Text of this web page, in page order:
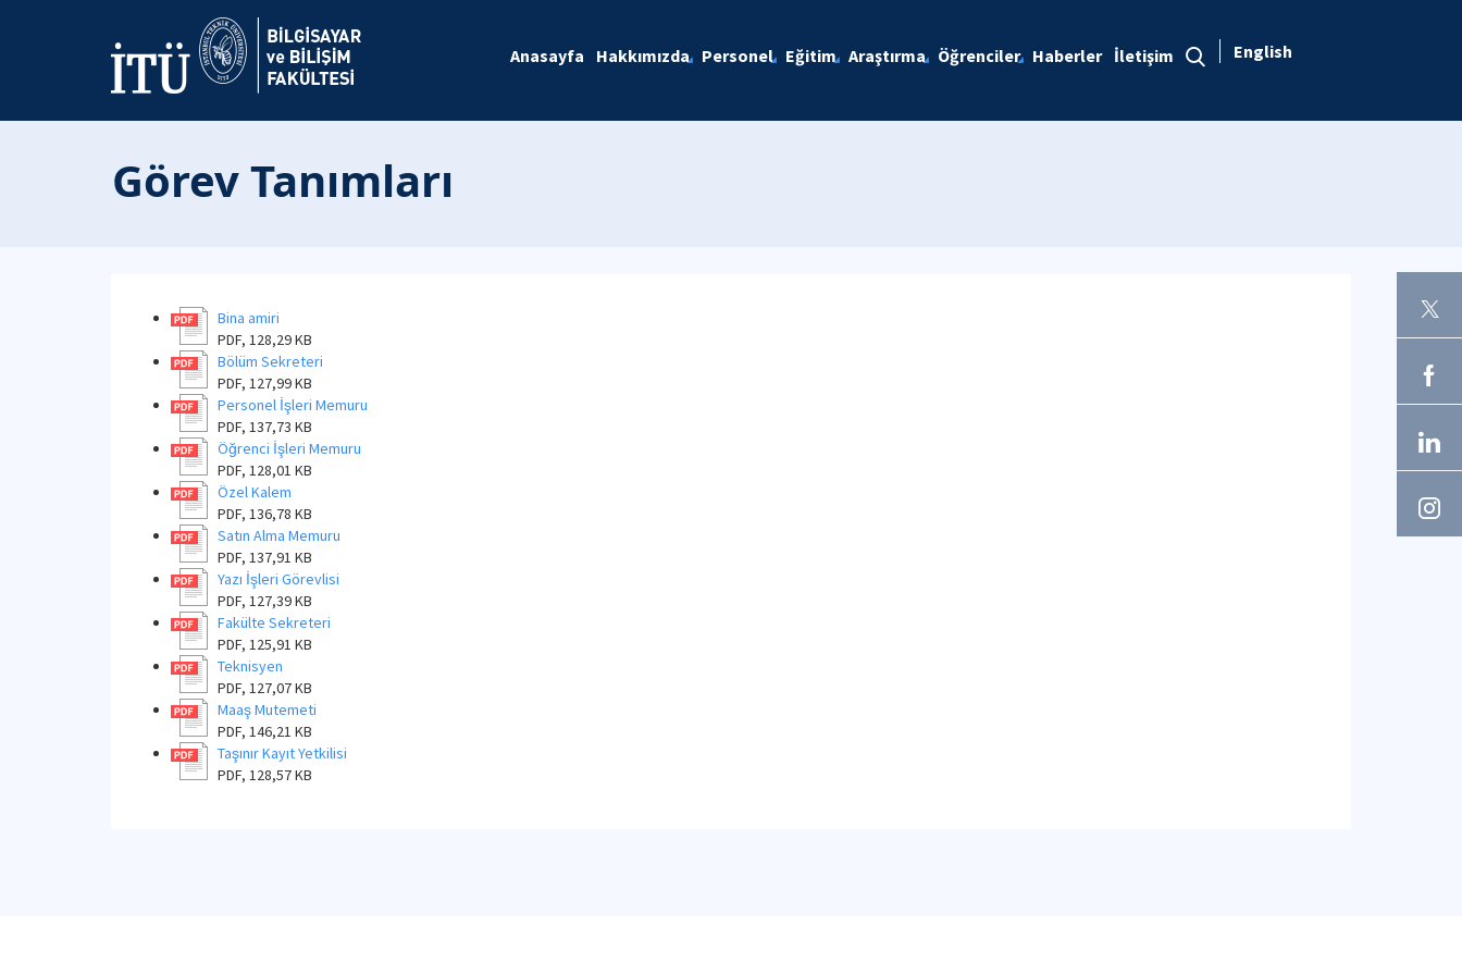
Anasayfa Hakkımızda Personel Eğitim Araştırma Öğrenciler Haberler İletişim English
Görev Tanımları
Bina amiri
PDF, 128,29 KB
Bölüm Sekreteri
PDF, 127,99 KB
Personel İşleri Memuru
PDF, 137,73 KB
Öğrenci İşleri Memuru
PDF, 128,01 KB
Özel Kalem
PDF, 136,78 KB
Satın Alma Memuru
PDF, 137,91 KB
Yazı İşleri Görevlisi
PDF, 127,39 KB
Fakülte Sekreteri
PDF, 125,91 KB
Teknisyen
PDF, 127,07 KB
Maaş Mutemeti
PDF, 146,21 KB
Taşınır Kayıt Yetkilisi
PDF, 128,57 KB